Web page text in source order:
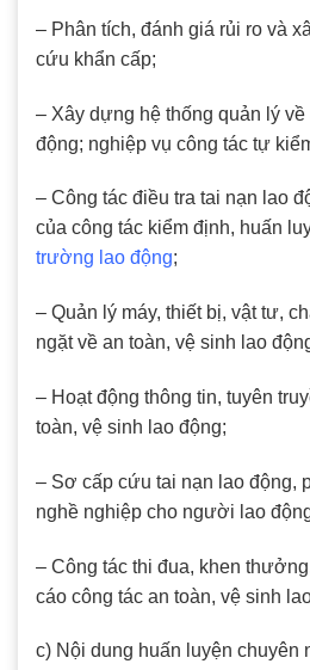
– Phân tích, đánh giá rủi ro và
cứu khẩn cấp;
– Xây dựng hệ thống quản lý
động; nghiệp vụ công tác tự
– Công tác điều tra tai nạn lao
của công tác kiểm định, huấn
trường lao động;
– Quản lý máy, thiết bị, vật tư,
ngặt về an toàn, vệ sinh lao
– Hoạt động thông tin, tuyên
toàn, vệ sinh lao động;
– Sơ cấp cứu tai nạn lao động,
nghề nghiệp cho người lao
– Công tác thi đua, khen
cáo công tác an toàn, vệ sinh
c) Nội dung huấn luyện chuyên